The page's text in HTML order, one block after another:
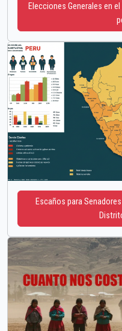
Elecciones Generales en
Escaños para